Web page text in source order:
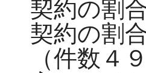
契約の割
契約の割
（件数４